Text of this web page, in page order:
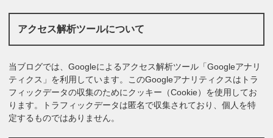
アクセス解析ツールについて
当ブログでは、Googleによるアクセス解析ツール「Googleアナリ
ティクス」を利用しています。このGoogleアナリティクスはトラ
フィックデータの収集のためにクッキー（Cookie）を使用してお
ります。トラフィックデータは匿名で収集されており、個人を特
定するものではありません。